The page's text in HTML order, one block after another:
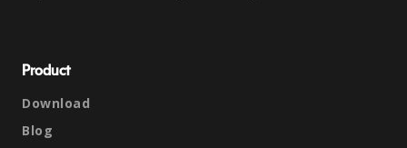
Product
Download
Blog